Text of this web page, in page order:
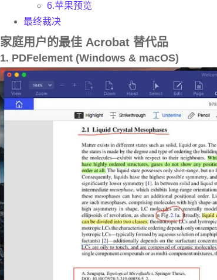
6.苹果预览
最终裁决
家庭用户的最佳 Acrobat 替代品
1. PDFelement (Windows & macOS)